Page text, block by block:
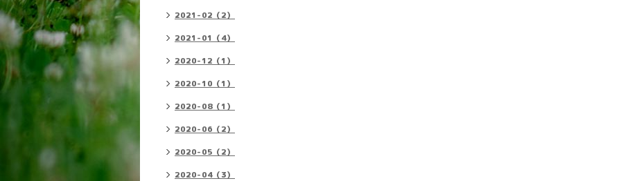
2021-02（2）
2021-01（4）
2020-12（1）
2020-10（1）
2020-08（1）
2020-06（2）
2020-05（2）
2020-04（3）